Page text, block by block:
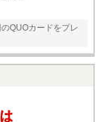
QUOカードをプレ